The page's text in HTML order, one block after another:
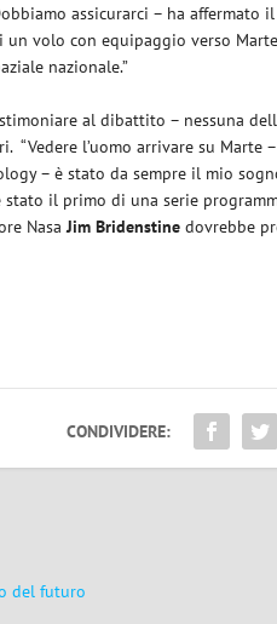
assicurarci – ha affermato
un volo con equipaggio verso
nazionale.”
al dibattito – nessuna
“Vedere l’uomo arrivare su Marte
– è stato da sempre il mio
il primo di una serie
NasaJim Bridenstine dovrebbe
CONDIVIDERE:
del futuro